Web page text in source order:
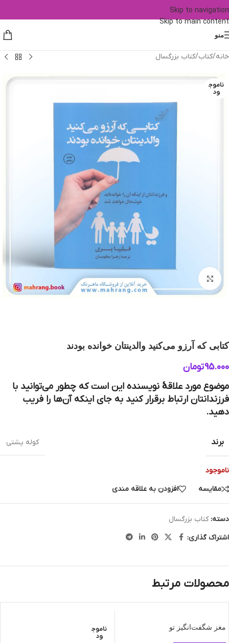
Skip to navigation
Skip to main content
منو
خانه/کتاب/کتاب بزرگسال
ناموج
ود
بزرگنمایی تصویر
کتابی که آرزو می‌کنید والدینتان خوانده بودند
95.000تومان
موضوع مورد علاقۀ نویسنده این است که چطور می‌توانید با
فرزندانتان ارتباط برقرار کنید به‌ جای اینکه آن‌ها را فریب
دهید.
برند کوله پشتی
ناموجود
مقایسه
افزودن به علاقه مندی
دسته: کتاب بزرگسال
اشتراک گذاری:
محصولات مرتبط
مغز شگفت‌انگیز تو
ناموج
ود